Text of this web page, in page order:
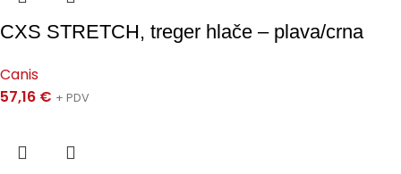
CXS STRETCH, treger hlače – plava/crna
Canis
57,16 € + PDV